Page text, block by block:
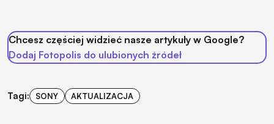
Chcesz częściej widzieć nasze artykuły w Google?
Dodaj Fotopolis do ulubionych źródeł
Tagi: SONY AKTUALIZACJA